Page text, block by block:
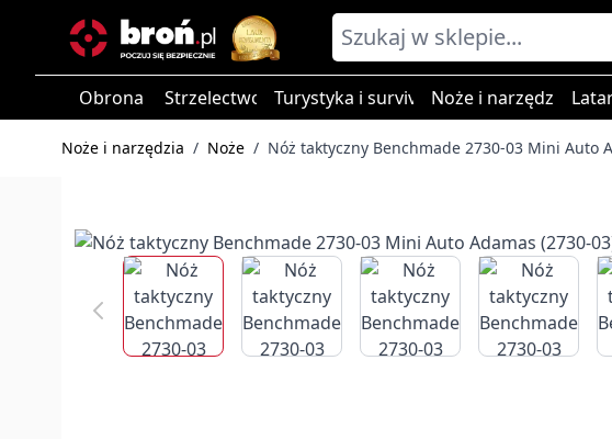
Obrona Strzelectwo Turystyka i survival Noże i narzędzia
Noże i narzędzia / Noże / Nóż taktyczny Benchmade 2730-03 Mini Auto
View larger imageView larger imageView larger image
View